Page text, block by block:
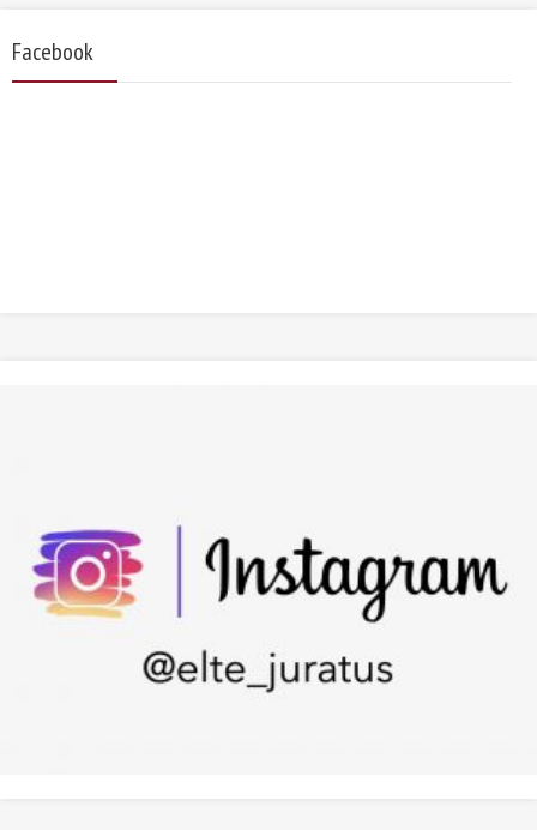
Facebook